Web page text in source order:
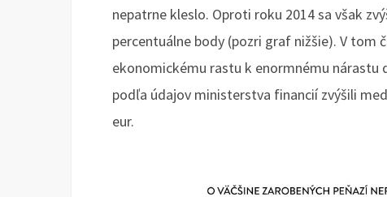
nepatrne kleslo. Oproti roku 2014 sa však
percentuálne body (pozri graf nižšie). V tom
ekonomickému rastu k enormnému nárastu
podľa údajov ministerstva financií zvýšili
eur.